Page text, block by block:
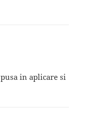
in aplicare si